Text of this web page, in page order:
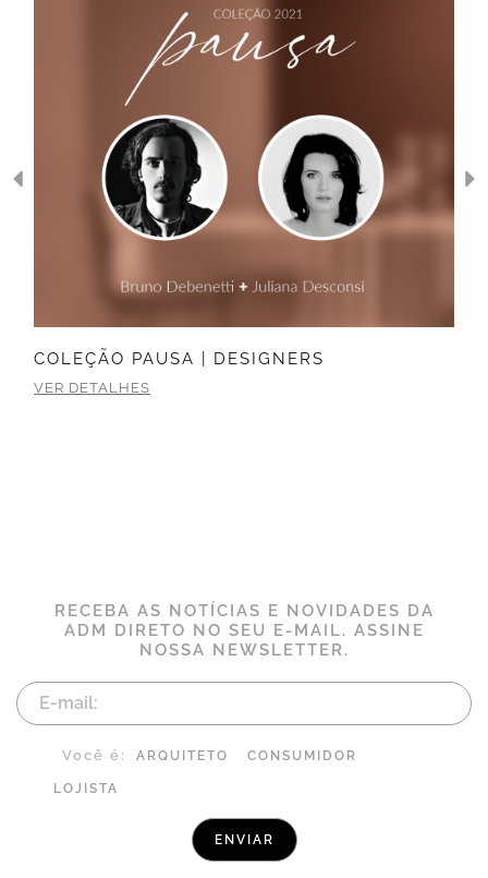
COLEÇÃO PAUSA | DESIGNERS
VER DETALHES
RECEBA AS NOTÍCIAS E NOVIDADES DA
ADM DIRETO NO SEU E-MAIL. ASSINE
NOSSA NEWSLETTER.
Você é: ARQUITETO CONSUMIDOR
LOJISTA